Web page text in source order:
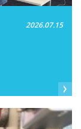
2026.07.15